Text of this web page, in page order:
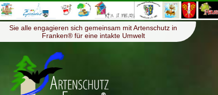
Menü ≡
Sie alle engagieren sich gemeinsam mit Artenschutz in
Franken® für eine intakte Umwelt